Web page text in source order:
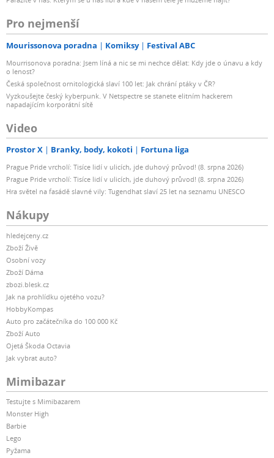
Pro nejmenší
Mourissonova poradna Komiksy Festival ABC
Mourrisonova poradna: Jsem líná a nic se mi nechce dělat: Kdy jde o únavu a kdy
o lenost?
Česká společnost ornitologická slaví 100 let: Jak chrání ptáky v ČR?
Vyzkoušejte český kyberpunk. V Netspectre se stanete elitním hackerem
napadajícím korporátní sítě
Video
Prostor X Branky, body, kokoti Fortuna liga
Prague Pride vrcholí: Tisíce lidí v ulicích, jde duhový průvod! (8. srpna 2026)
Prague Pride vrcholí: Tisíce lidí v ulicích, jde duhový průvod! (8. srpna 2026)
Hra světel na fasádě slavné vily: Tugendhat slaví 25 let na seznamu UNESCO
Nákupy
hledejceny.cz
Zboží Živě
Osobní vozy
Zboží Dáma
zbozi.blesk.cz
Jak na prohlídku ojetého vozu?
HobbyKompas
Auto pro začátečníka do 100 000 Kč
Zboží Auto
Ojetá Škoda Octavia
Jak vybrat auto?
Mimibazar
Testujte s Mimibazarem
Monster High
Barbie
Lego
Pyžama